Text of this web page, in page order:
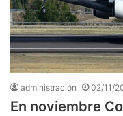
administración 02/11/
En noviembre